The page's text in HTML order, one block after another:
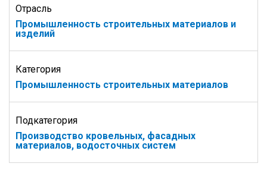
Отрасль
Промышленность строительных материалов и
изделий
Категория
Промышленность строительных материалов
Подкатегория
Производство кровельных, фасадных
материалов, водосточных систем